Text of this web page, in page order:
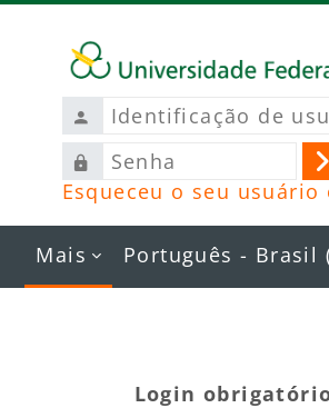
Ir para o conteúdo principal
Identificação
de
usuário
Senha
Esqueceu o seu usuário
Mais Português - Brasil
Login